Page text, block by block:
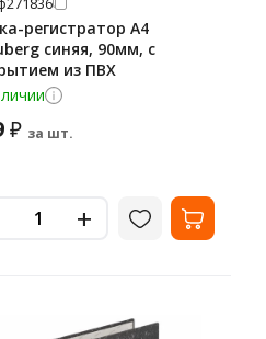
регистратор А4
синяя, 90мм, с
из ПВХ
₽ за шт.
+